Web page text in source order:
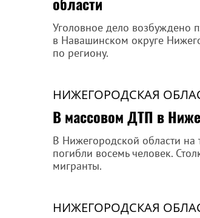
Уголовное дело возбуждено
в Навашинском округе
по региону.
НИЖЕГОРОДСКАЯ
В массовом ДТП в
В Нижегородской области на
погибли восемь человек.
мигранты.
НИЖЕГОРОДСКАЯ